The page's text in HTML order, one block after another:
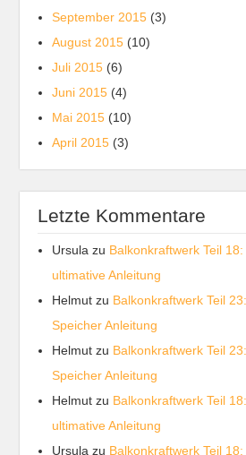
September 2015 (3)
August 2015 (10)
Juli 2015 (6)
Juni 2015 (4)
Mai 2015 (10)
April 2015 (3)
Letzte Kommentare
Ursula zu Balkonkraftwerk Teil
ultimative Anleitung
Helmut zu Balkonkraftwerk Teil
Speicher Anleitung
Helmut zu Balkonkraftwerk Teil
Speicher Anleitung
Helmut zu Balkonkraftwerk Teil
ultimative Anleitung
Ursula zu Balkonkraftwerk Teil